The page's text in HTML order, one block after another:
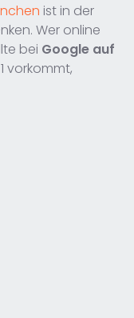
ist in der
Wer online
bei Google auf
vorkommt,